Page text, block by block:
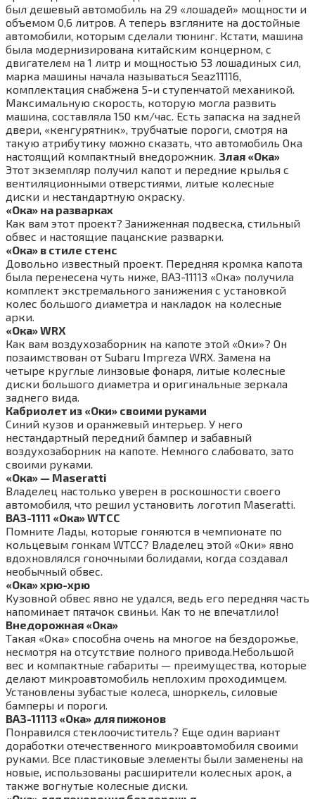
был дешевый автомобиль на 29 «лошадей» мощности и
объемом 0,6 литров. А теперь взгляните на достойные
автомобили, которым сделали тюнинг. Кстати, машина
была модернизирована китайским концерном, с
двигателем на 1 литр и мощностью 53 лошадиных сил,
марка машины начала называться Seaz11116,
комплектация снабжена 5-и ступенчатой механикой.
Максимальную скорость, которую могла развить
машина, составляла 150 км/час. Есть запаска на задней
двери, «кенгурятник», трубчатые пороги, смотря на
такую атрибутику можно сказать, что автомобиль Ока
настоящий компактный внедорожник. Злая «Ока»
Этот экземпляр получил капот и передние крылья с
вентиляционными отверстиями, литые колесные
диски и нестандартную окраску.
«Ока» на разварках
Как вам этот проект? Заниженная подвеска, стильный
обвес и настоящие пацанские разварки.
«Ока» в стиле стенс
Довольно известный проект. Передняя кромка капота
была перенесена чуть ниже, ВАЗ-11113 «Ока» получила
комплект экстремального занижения с установкой
колес большого диаметра и накладок на колесные
арки.
«Ока» WRX
Как вам воздухозаборник на капоте этой «Оки»? Он
позаимствован от Subaru Impreza WRX. Замена на
четыре круглые линзовые фонаря, литые колесные
диски большого диаметра и оригинальные зеркала
заднего вида.
Кабриолет из «Оки» своими руками
Синий кузов и оранжевый интерьер. У него
нестандартный передний бампер и забавный
воздухозаборник на капоте. Немного слабовато, зато
своими руками.
«Ока» — Maseratti
Владелец настолько уверен в роскошности своего
автомобиля, что решил установить логотип Maseratti.
ВАЗ-1111 «Ока» WTCC
Помните Лады, которые гоняются в чемпионате по
кольцевым гонкам WTCC? Владелец этой «Оки» явно
вдохновлялся гоночными болидами, когда создавал
необычный обвес.
«Ока» хрю-хрю
Кузовной обвес явно не удался, ведь его передняя часть
напоминает пятачок свиньи. Как то не впечатлило!
Внедорожная «Ока»
Такая «Ока» способна очень на многое на бездорожье,
несмотря на отсутствие полного привода.Небольшой
вес и компактные габариты — преимущества, которые
делают микроавтомобиль неплохим проходимцем.
Установлены зубастые колеса, шноркель, силовые
бамперы и пороги.
ВАЗ-11113 «Ока» для пижонов
Понравился стеклоочиститель? Еще один вариант
доработки отечественного микроавтомобиля своими
руками. Все пластиковые элементы были заменены на
новые, использованы расширители колесных арок, а
также вогнутые колесные диски.